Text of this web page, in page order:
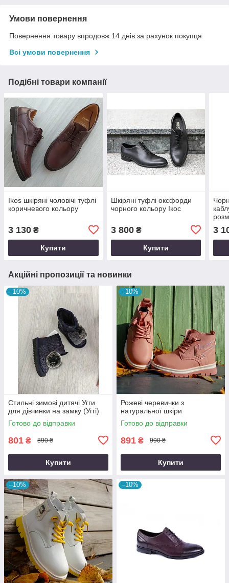
Умови повернення
Повернення товару впродовж 14 днів за рахунок покупця
Всі умови повернення
Подібні товари компанії
Ikos шкіряні чоловічі туфлі
коричневого кольору
3 130 ₴
Купити
Шкіряні туфлі оксфорди
чорного кольору Ікос
3 800₴
Купити
3
Акційні пропозиції та новинки
–10%
Стильні зимові дитячі Угги
для дівчинки на замку (Уггі)
Готово до відправки
801 ₴ 890 ₴
Купити
–10%
Рожеві черевички з
натуральної шкіри
Готово до відправки
891 ₴ 990 ₴
Купити
–10% –10%